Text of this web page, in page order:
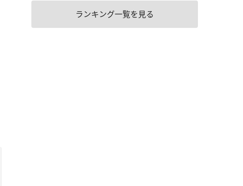
ランキング一覧を見る